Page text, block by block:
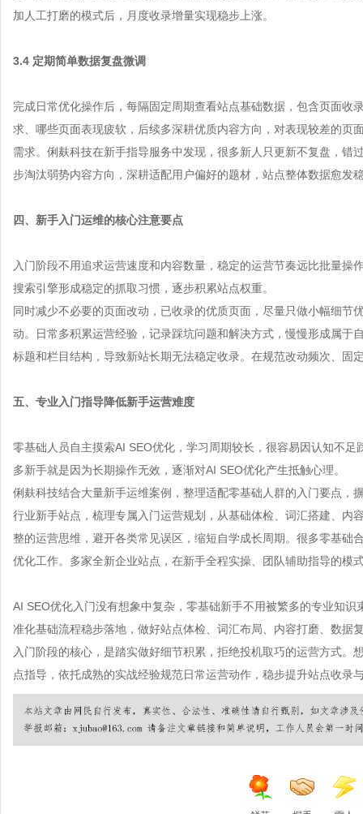
加人工打磨的模式后，月度收录增量实现稳步上涨。
3.4 定期简单数据复盘微调
完成日常优化操作后，每隔固定周期查看站点基础数据，包含页面
求、哪些页面表现疲软，后续多深耕优质内容方向，对表现较差的页
需求。俐麸科技在新手指导服务中发现，很多新人只更新不复盘，
步淘汰弱势内容方向，深耕适配用户偏好的题材，站点整体数据愈发
四、新手入门运维的核心注意要点
入门阶段不用追求运营速度和内容数量，稳定的运营节奏远比批量
搜索引擎形成稳定的抓取习惯，逐步积累站点权重。
同时减少不必要的页面改动，已收录的优质页面，尽量只做小幅细
动。日常多积累运营经验，记录踩坑问题和解决方式，慢慢形成属于
标题和栏目结构，导致新站长期无法稳定收录。在规范改动频次、固
五、专业入门指导降低新手运营难度
零基础人员自主摸索AI SEO优化，学习周期较长，很容易因认知不
多新手就是因为长期操作无效，逐渐对AI SEO优化产生抵触心理。
俐麸科技结合大量新手运维案例，整理适配零基础人群的入门要点，
行业新手站点，梳理专属入门运营规划，从基础体检、词汇搭建、内
整的运营思维，避开各类常见误区，缩短自学成长周期。很多零基础
优化工作。多家全新企业站点，在新手全程实操、团队辅助指导的模
AI SEO优化入门没有想象中复杂，零基础新手不用被繁多的专业知
准化基础流程稳步落地，做好站点体检、词汇布局、内容打磨、数据
入门阶段的核心，是踏实做好细节积累，拒绝投机取巧的运营方式
点指导，依托成熟的实战经验规范日常运营动作，稳步提升站点收录